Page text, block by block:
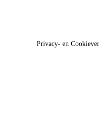
Privacy- en